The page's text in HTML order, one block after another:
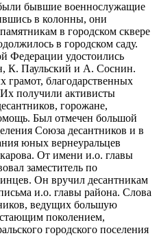
бывшие военнослужащие
в колонны, они
в городском сквере
в городском саду.
Федерации удостоились
К. Паульский и А. Соснин.
грамот, благодарственных
получили активисты
горожане,
Был отмечен большой
Союза десантников и в
юных вернеуральцев
От имени и.о. главы
заместитель по
Он вручил десантникам
и.о. главы района. Слова
ведущих большую
поколением,
городского поселения